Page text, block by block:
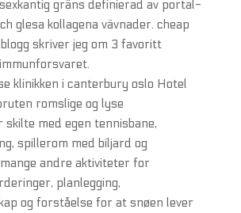
gräns definierad av portal-
glesa kollagena vävnader. cheap
skriver jeg om 3 favoritt
Hotel
romslige og lyse
med egen tennisbane,
spillerom med biljard og
andre aktiviteter for
planlegging,
og forståelse for at snøen lever